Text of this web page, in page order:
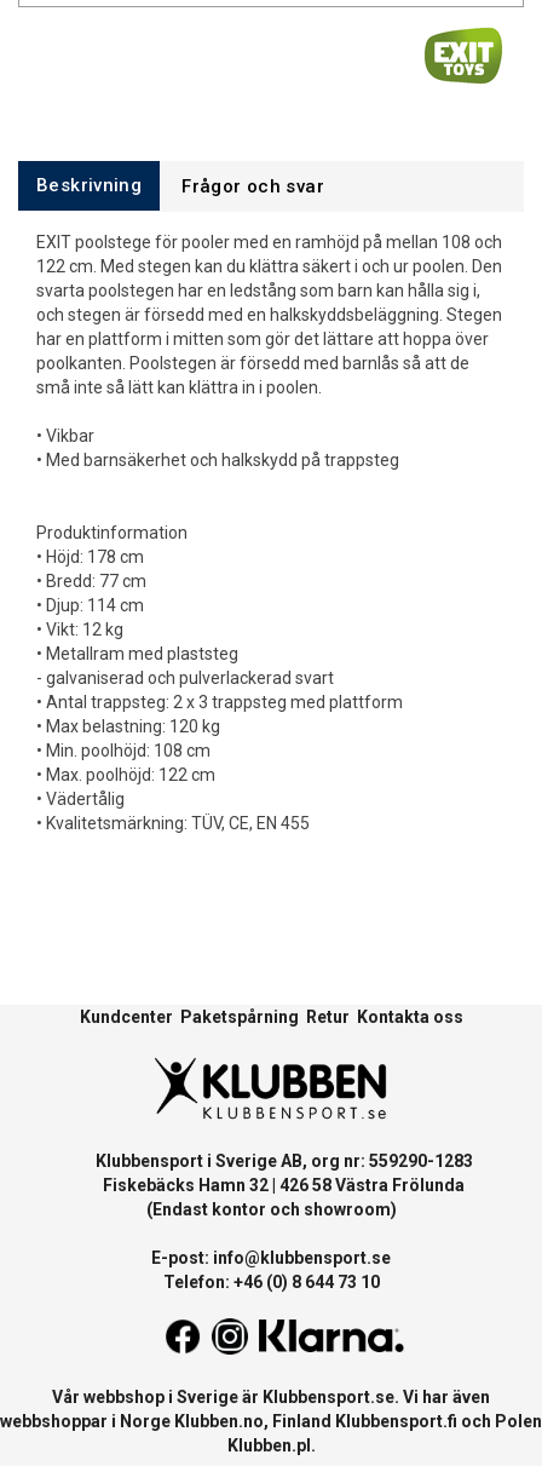
Beskrivning Frågor och svar
EXIT poolstege för pooler med en ramhöjd på mellan 108 och
122 cm. Med stegen kan du klättra säkert i och ur poolen. Den
svarta poolstegen har en ledstång som barn kan hålla sig i,
och stegen är försedd med en halkskyddsbeläggning. Stegen
har en plattform i mitten som gör det lättare att hoppa över
poolkanten. Poolstegen är försedd med barnlås så att de
små inte så lätt kan klättra in i poolen.
• Vikbar
• Med barnsäkerhet och halkskydd på trappsteg
Produktinformation
• Höjd: 178 cm
• Bredd: 77 cm
• Djup: 114 cm
• Vikt: 12 kg
• Metallram med plaststeg
- galvaniserad och pulverlackerad svart
• Antal trappsteg: 2 x 3 trappsteg med plattform
• Max belastning: 120 kg
• Min. poolhöjd: 108 cm
• Max. poolhöjd: 122 cm
• Vädertålig
• Kvalitetsmärkning: TÜV, CE, EN 455
Kundcenter Paketspårning Retur Kontakta oss
Klubbensport i Sverige AB, org nr: 559290-1283
Fiskebäcks Hamn 32 | 426 58 Västra Frölunda
(Endast kontor och showroom)
E-post: info@klubbensport.se
Telefon: +46 (0) 8 644 73 10
Vår webbshop i Sverige är Klubbensport.se. Vi har även
webbshoppar i Norge Klubben.no, Finland Klubbensport.fi och Polen
Klubben.pl .